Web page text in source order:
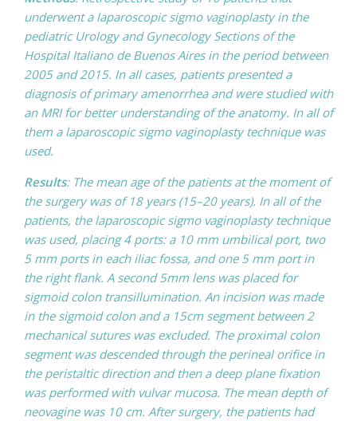
underwent a laparoscopic sigmo vaginoplasty in the
pediatric Urology and Gynecology Sections of the
Hospital Italiano de Buenos Aires in the period between
2005 and 2015. In all cases, patients presented a
diagnosis of primary amenorrhea and were studied with
an MRI for better understanding of the anatomy. In all of
them a laparoscopic sigmo vaginoplasty technique was
used.
Results: The mean age of the patients at the moment of
the surgery was of 18 years (15–20 years). In all of the
patients, the laparoscopic sigmo vaginoplasty technique
was used, placing 4 ports: a 10 mm umbilical port, two
5 mm ports in each iliac fossa, and one 5 mm port in
the right flank. A second 5mm lens was placed for
sigmoid colon transillumination. An incision was made
in the sigmoid colon and a 15cm segment between 2
mechanical sutures was excluded. The proximal colon
segment was descended through the perineal orifice in
the peristaltic direction and then a deep plane fixation
was performed with vulvar mucosa. The mean depth of
neovagine was 10 cm. After surgery, the patients had